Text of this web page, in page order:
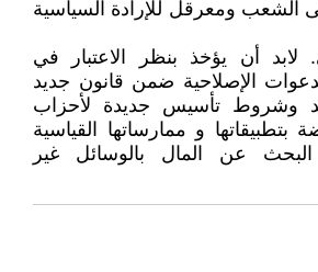
الشعب ومعرقل للإرادة السياسية
لابد أن يؤخذ بنظر الاعتبار في
الإصلاحية ضمن قانون جديد
وشروط تأسيس جديدة لأحزاب
بتطبيقاتها و ممارساتها القياسية
البحث عن المال بالوسائل غير